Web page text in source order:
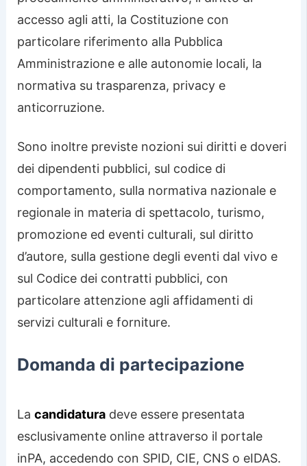
accesso agli atti, la Costituzione con
particolare riferimento alla Pubblica
Amministrazione e alle autonomie locali, la
normativa su trasparenza, privacy e
anticorruzione.
Sono inoltre previste nozioni sui diritti e doveri
dei dipendenti pubblici, sul codice di
comportamento, sulla normativa nazionale e
regionale in materia di spettacolo, turismo,
promozione ed eventi culturali, sul diritto
d’autore, sulla gestione degli eventi dal vivo e
sul Codice dei contratti pubblici, con
particolare attenzione agli affidamenti di
servizi culturali e forniture.
Domanda di partecipazione
Lacandidatura deve essere presentata
esclusivamente online attraverso il portale
inPA, accedendo con SPID, CIE, CNS o eIDAS.